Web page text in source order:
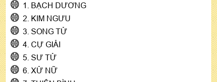
1. BẠCH DƯƠNG
2. KIM NGƯU
3. SONG TỬ
4. CỰ GIẢI
5. SƯ TỬ
6. XỬ NỮ